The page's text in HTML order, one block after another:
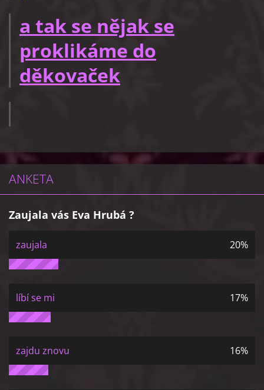
a tak se nějak se
proklikáme do
děkovaček
ANKETA
Zaujala vás Eva Hrubá ?
zaujala 20%
líbí se mi 17%
zajdu znovu 16%